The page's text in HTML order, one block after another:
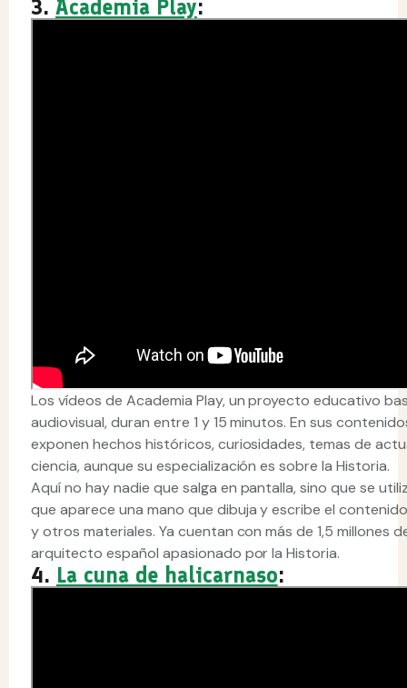
3. Academia Play:
Los vídeos de Academia Play, un proyecto educativo
audiovisual, duran entre 1 y 15 minutos. En sus
exponen hechos históricos, curiosidades, temas de
ciencia, aunque su especialización es sobre la Historia.
Aquí no hay nadie que salga en pantalla, sino que se
que aparece una mano que dibuja y escribe el
y otros materiales. Ya cuentan con más de 1,5 millones
arquitecto español apasionado por la Historia.
4. La cuna de halicarnaso: